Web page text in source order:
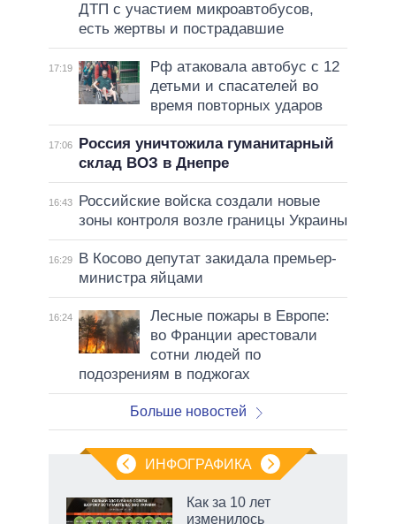
ДТП с участием микроавтобусов,
есть жертвы и пострадавшие
17:19
Рф атаковала автобус с 12
детьми и спасателей во
время повторных ударов
17:06
Россия уничтожила гуманитарный
склад ВОЗ в Днепре
16:43
Российские войска создали новые
зоны контроля возле границы Украины
16:29
В Косово депутат закидала премьер-
министра яйцами
16:24
Лесные пожары в Европе:
во Франции арестовали
сотни людей по
подозрениям в поджогах
Больше новостей
ИНФОГРАФИКА
Как за 10 лет
изменилось